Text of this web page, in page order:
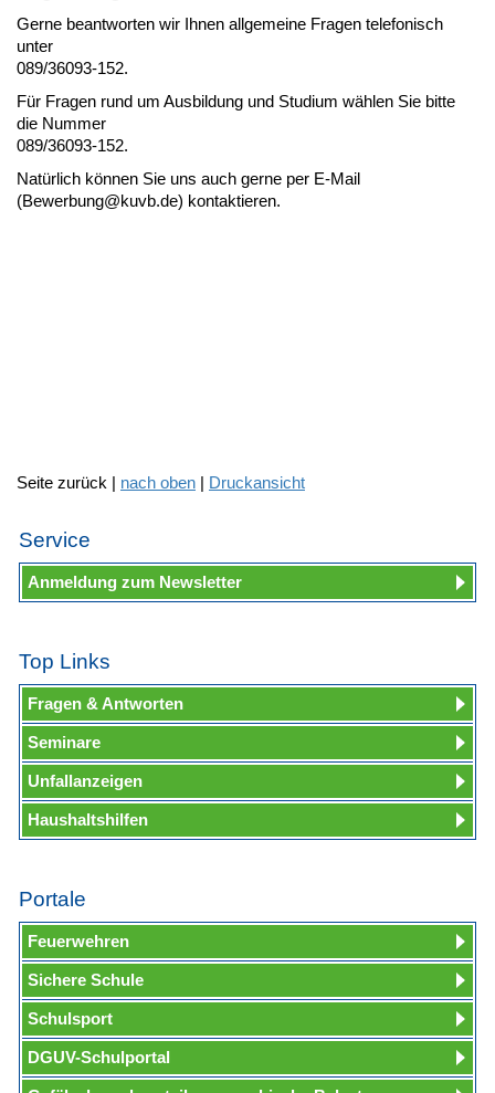
Gerne beantworten wir Ihnen allgemeine Fragen telefonisch
unter
089/36093-152.
Für Fragen rund um Ausbildung und Studium wählen Sie bitte
die Nummer
089/36093-152.
Natürlich können Sie uns auch gerne per E-Mail
(Bewerbung@kuvb.de) kontaktieren.
Seite zurück | nach oben | Druckansicht
Service
Anmeldung zum Newsletter
Top Links
Fragen & Antworten
Seminare
Unfallanzeigen
Haushaltshilfen
Portale
Feuerwehren
Sichere Schule
Schulsport
DGUV-Schulportal